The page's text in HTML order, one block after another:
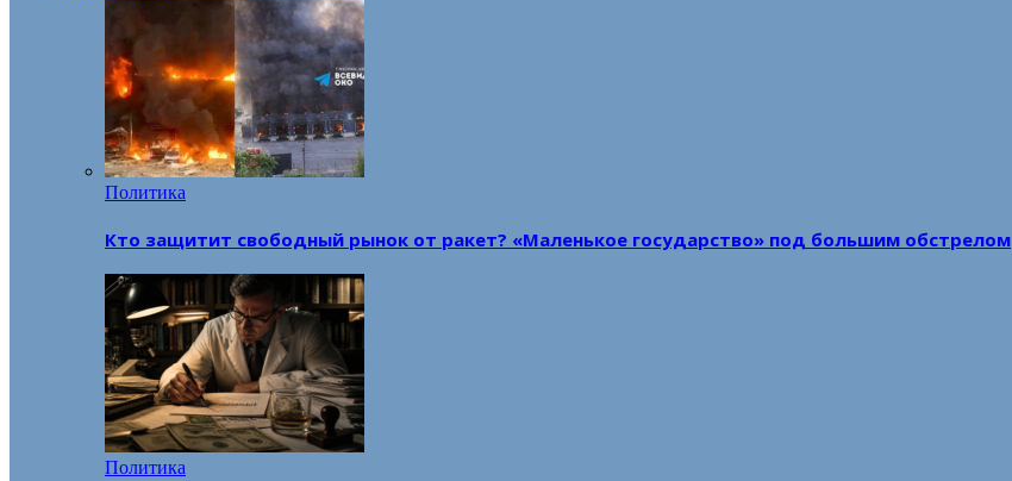
Политика
Кто защитит свободный рынок от ракет? «Маленькое государство» под большим обстрелом
Политика